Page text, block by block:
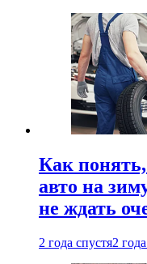
Как понять,
авто на
не ждать
2 года спустя2